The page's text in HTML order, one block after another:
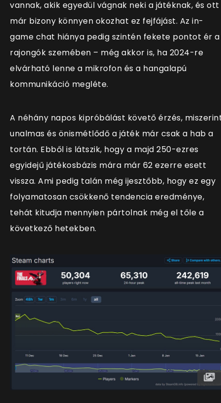
vannak, akik egyedül vágnak neki a játéknak, és ott
már bizony könnyen okozhat ez fejfájást. Az in-
game chat hiánya pedig szintén fekete pontot ér a
rajongók szemében – még akkor is, ha 2024-re
elvárható lenne a mikrofon és a hangalapú
kommunikáció megléte.
A néhány napos kipróbálást követő érzés,
unalmas és önismétlődő a játék már csak a hab a
tortán. Ebből is látszik, hogy a majd 250-ezres
egyidejű játékosbázis mára már 62 ezerre esett
vissza. Ami pedig talán még ijesztőbb, hogy ez egy
folyamatosan csökkenő tendencia eredménye,
tehát kitudja mennyien pártolnak még el tőle a
következő hetekben.